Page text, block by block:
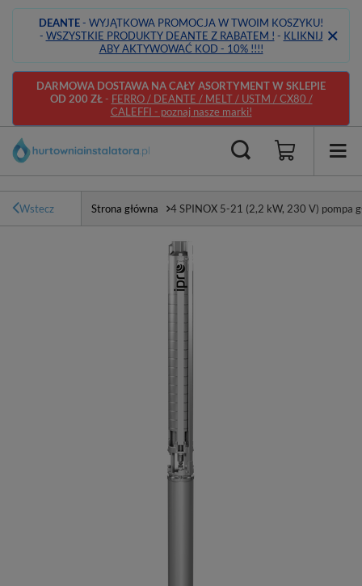
DEANTE- WYJĄTKOWA PROMOCJA W TWOIM KOSZYKU!
- WSZYSTKIE PRODUKTY DEANTE Z RABATEM ! - KLIKNIJ
ABY AKTYWOWAĆ KOD - 10% !!!!
DARMOWA DOSTAWA NA CAŁY ASORTYMENT W SKLEPIE
OD 200 ZŁ- FERRO / DEANTE / MELT / USTM / CX80 /
CALEFFI - poznaj nasze marki!
Wstecz Strona główna 4 SPINOX 5-21 (2,2 kW, 230 V) pompa